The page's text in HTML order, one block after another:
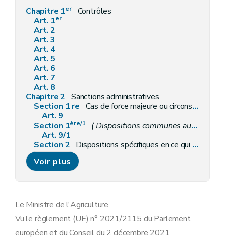
Chapitre 1er
Contrôles
Art. 1er
Art. 2
Art. 3
Art. 4
Art. 5
Art. 6
Art. 7
Art. 8
Chapitre 2 Sanctions administratives
Section 1 re Cas de force majeure ou circonstances exceptionnelles
Art. 9
Section 1ère/1
( Dispositions communes aux sanctions administratives applicables aux interventions fondées sur la surface relevant du SIGeC - AM du 6 février 2025, art.4)
Art. 9/1
Section 2 Dispositions spécifiques en ce qui concerne l'aide aux éco-régimes
Art. 10
Art. 11
Art. 12
Art. 14
Art. 16
Art. 16/1
Voir plus
Le Ministre de l'Agriculture,
Vu le règlement (UE) n° 2021/2115 du Parlement
européen et du Conseil du 2 décembre 2021